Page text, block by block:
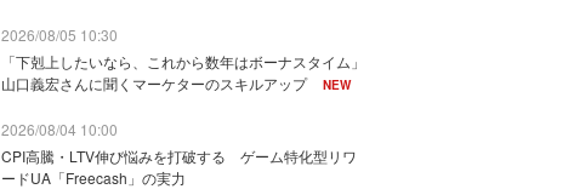
2026/08/05 10:30
「下剋上したいなら、これから数年はボーナスタイム」
山口義宏さんに聞くマーケターのスキルアップ
NEW
2026/08/04 10:00
CPI高騰・LTV伸び悩みを打破する ゲーム特化型リワ
ードUA「Freecash」の実力